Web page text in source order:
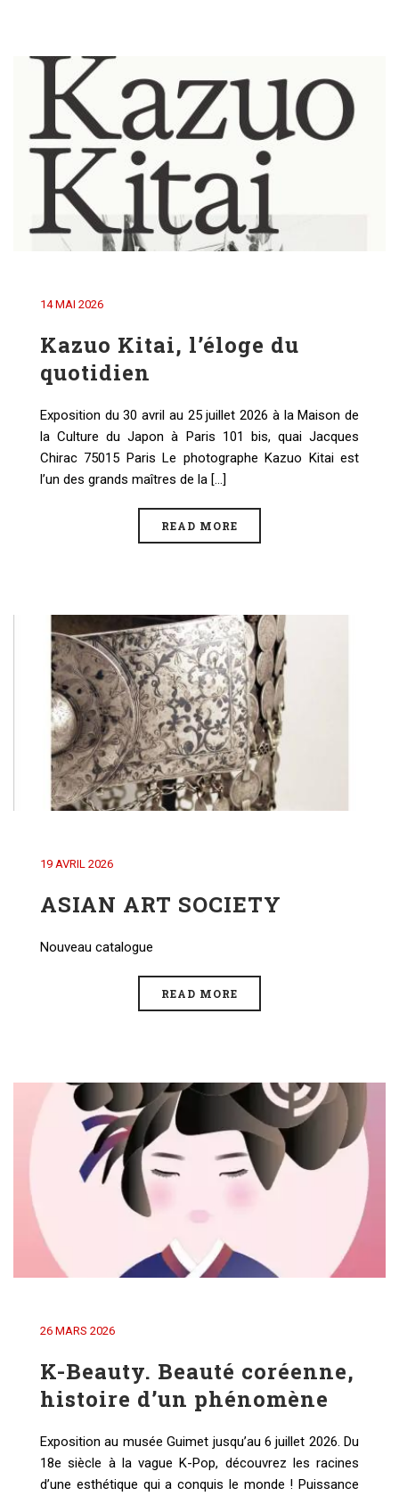
14 MAI 2026
Kazuo Kitai, l’éloge du
quotidien
Exposition du 30 avril au 25 juillet 2026 à la Maison de
la Culture du Japon à Paris 101 bis, quai Jacques
Chirac 75015 Paris Le photographe Kazuo Kitai est
l’un des grands maîtres de la [...]
READ MORE
19 AVRIL 2026
ASIAN ART SOCIETY
Nouveau catalogue
READ MORE
26 MARS 2026
K-Beauty. Beauté coréenne,
histoire d’un phénomène
Exposition au musée Guimet jusqu’au 6 juillet 2026. Du
18e siècle à la vague K-Pop, découvrez les racines
d’une esthétique qui a conquis le monde ! Puissance